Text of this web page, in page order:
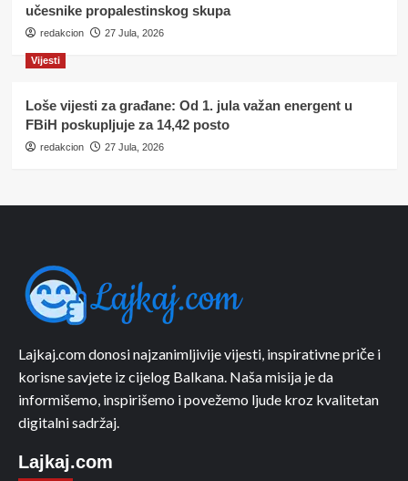
učesnike propalestinskog skupa
redakcion 27 Jula, 2026
Vijesti
Loše vijesti za građane: Od 1. jula važan energent u
FBiH poskupljuje za 14,42 posto
redakcion 27 Jula, 2026
Lajkaj.com donosi najzanimljivije vijesti, inspirativne priče i
korisne savjete iz cijelog Balkana. Naša misija je da
informišemo, inspirišemo i povežemo ljude kroz kvalitetan
digitalni sadržaj.
Lajkaj.com